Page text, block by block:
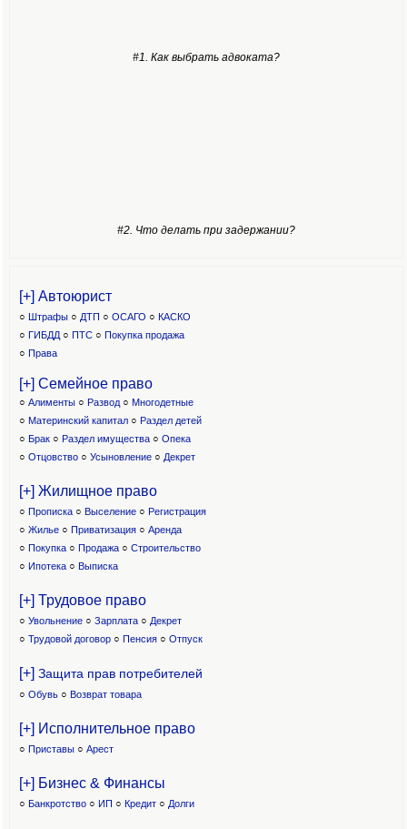
#1. Как выбрать адвоката?
#2. Что делать при задержании?
[+] Автоюрист
○ Штрафы ○ ДТП ○ ОСАГО ○ КАСКО
○ ГИБДД ○ ПТС ○ Покупка продажа
○ Права
[+] Семейное право
○ Алименты ○ Развод ○ Многодетные
○ Материнский капитал○ Раздел детей
○ Брак ○ Раздел имущества ○ Опека
○ Отцовство○ Усыновление ○ Декрет
[+] Жилищное право
○ Прописка ○ Выселение ○ Регистрация
○ Жилье ○ Приватизация ○ Аренда
○ Покупка ○ Продажа ○ Строительство
○ Ипотека ○ Выписка
[+] Трудовое право
○ Увольнение ○ Зарплата ○ Декрет
○ Трудовой договор ○ Пенсия ○ Отпуск
[+] Защита прав потребителей
○ Обувь ○ Возврат товара
[+] Исполнительное право
○ Приставы ○ Арест
[+] Бизнес & Финансы
○ Банкротство ○ ИП ○ Кредит ○ Долги